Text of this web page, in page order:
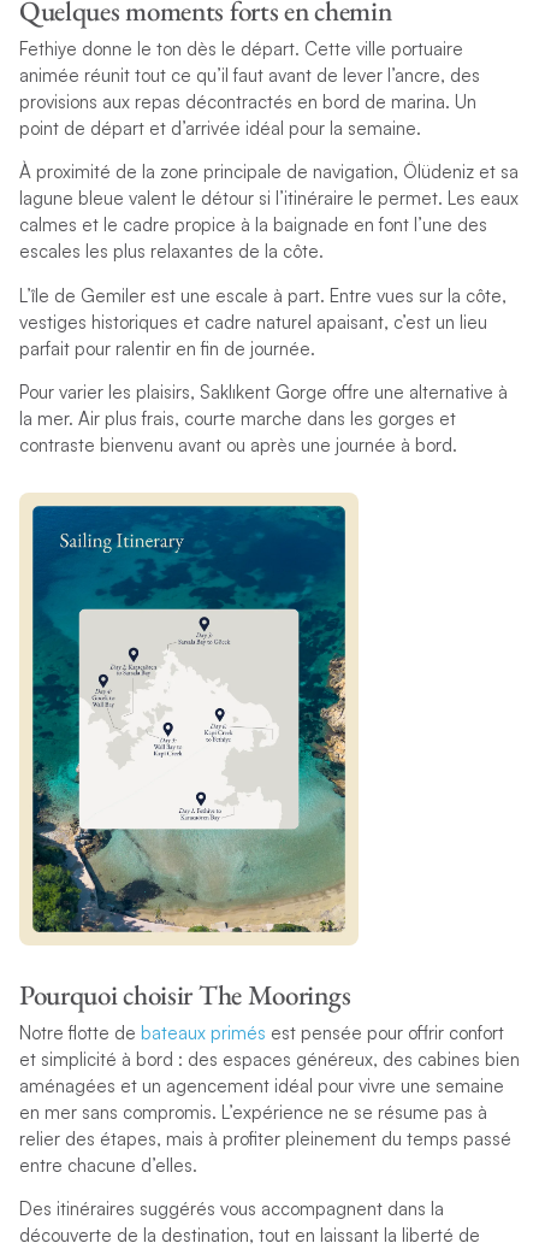
Quelques moments forts en chemin
Fethiye donne le ton dès le départ. Cette ville portuaire
animée réunit tout ce qu’il faut avant de lever l’ancre, des
provisions aux repas décontractés en bord de marina. Un
point de départ et d’arrivée idéal pour la semaine.
À proximité de la zone principale de navigation, Ölüdeniz et sa
lagune bleue valent le détour si l’itinéraire le permet. Les eaux
calmes et le cadre propice à la baignade en font l’une des
escales les plus relaxantes de la côte.
L’île de Gemiler est une escale à part. Entre vues sur la côte,
vestiges historiques et cadre naturel apaisant, c’est un lieu
parfait pour ralentir en fin de journée.
Pour varier les plaisirs, Saklıkent Gorge offre une alternative à
la mer. Air plus frais, courte marche dans les gorges et
contraste bienvenu avant ou après une journée à bord.
Pourquoi choisir The Moorings
Notre flotte de bateaux primés est pensée pour offrir confort
et simplicité à bord : des espaces généreux, des cabines bien
aménagées et un agencement idéal pour vivre une semaine
en mer sans compromis. L’expérience ne se résume pas à
relier des étapes, mais à profiter pleinement du temps passé
entre chacune d’elles.
Des itinéraires suggérés vous accompagnent dans la
découverte de la destination, tout en laissant la liberté de